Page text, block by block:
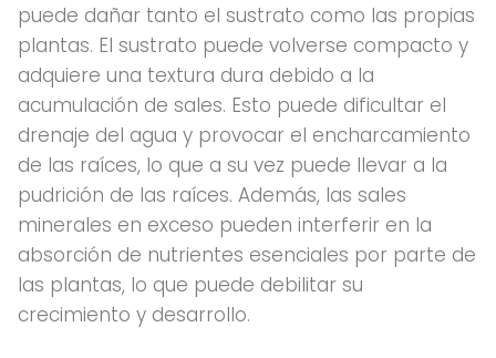
puede dañar tanto el sustrato como las propias
plantas. El sustrato puede volverse compacto y
adquiere una textura dura debido a la
acumulación de sales. Esto puede dificultar el
drenaje del agua y provocar el encharcamiento
de las raíces, lo que a su vez puede llevar a la
pudrición de las raíces. Además, las sales
minerales en exceso pueden interferir en la
absorción de nutrientes esenciales por parte de
las plantas, lo que puede debilitar su
crecimiento y desarrollo.